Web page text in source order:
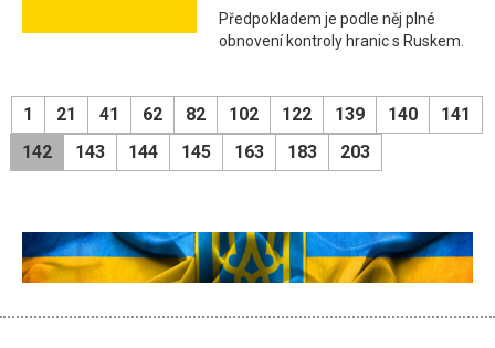
Předpokladem je podle něj plné
obnovení kontroly hranic s Ruskem.
1 21 41 62 82 102 122 139 140
141
142
143 144 145 163 183 203